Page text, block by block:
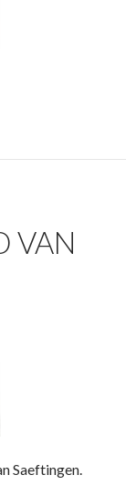
VAN
Saeftingen.